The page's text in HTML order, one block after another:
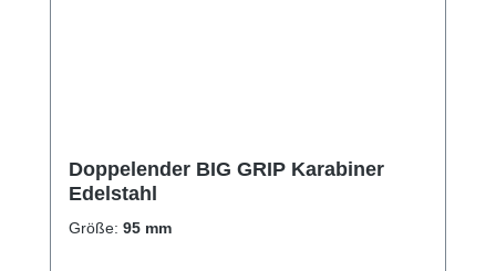
Doppelender BIG GRIP Karabiner
Edelstahl
Größe: 95 mm